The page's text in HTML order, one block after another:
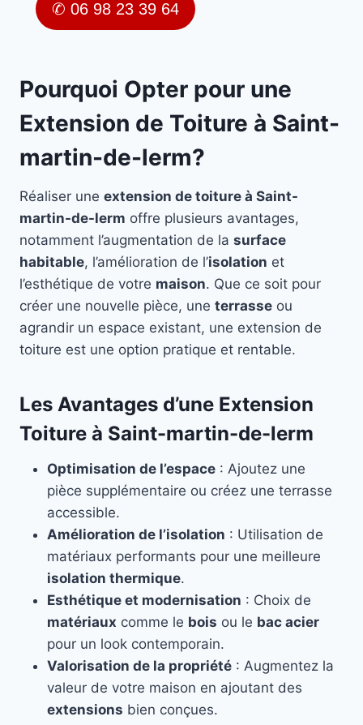
✆ 06 98 23 39 64
Pourquoi Opter pour une
Extension de Toiture à Saint-
martin-de-lerm?
Réaliser une extension de toiture à Saint-
martin-de-lerm offre plusieurs avantages,
notamment l’augmentation de la surface
habitable, l’amélioration de l’isolation et
l’esthétique de votre maison. Que ce soit pour
créer une nouvelle pièce, une terrasse ou
agrandir un espace existant, une extension de
toiture est une option pratique et rentable.
Les Avantages d’une Extension
Toiture à Saint-martin-de-lerm
Optimisation de l’espace : Ajoutez une
pièce supplémentaire ou créez une terrasse
accessible.
Amélioration de l’isolation : Utilisation de
matériaux performants pour une meilleure
isolation thermique.
Esthétique et modernisation : Choix de
matériaux comme le bois ou le bac acier
pour un look contemporain.
Valorisation de la propriété : Augmentez la
valeur de votre maison en ajoutant des
extensions bien conçues.